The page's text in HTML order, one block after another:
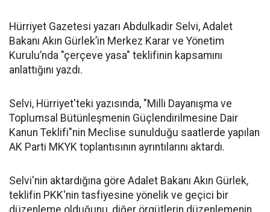
Hürriyet Gazetesi yazarı Abdulkadir Selvi, Adalet
Bakanı Akın Gürlek’in Merkez Karar ve Yönetim
Kurulu’nda "çerçeve yasa" teklifinin kapsamını
anlattığını yazdı.
Selvi, Hürriyet'teki yazısında, "Milli Dayanışma ve
Toplumsal Bütünleşmenin Güçlendirilmesine Dair
Kanun Teklifi"nin Meclise sunulduğu saatlerde yapılan
AK Parti MKYK toplantısının ayrıntılarını aktardı.
Selvi'nin aktardığına göre Adalet Bakanı Akın Gürlek,
teklifin PKK'nin tasfiyesine yönelik ve geçici bir
düzenleme olduğunu, diğer örgütlerin düzenlemenin